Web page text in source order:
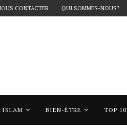
CONTACTER QUI SOMMES-NOUS?
ISLAM BIEN-ÊTRE TOP 10